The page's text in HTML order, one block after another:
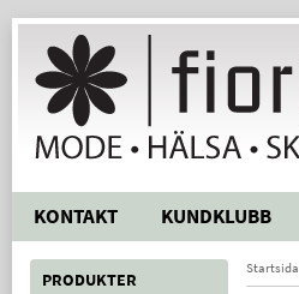
KONTAKT KUNDKLUBB
PRODUKTER
Startsida